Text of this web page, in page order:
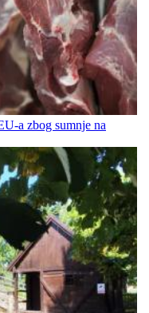
a zbog sumnje na